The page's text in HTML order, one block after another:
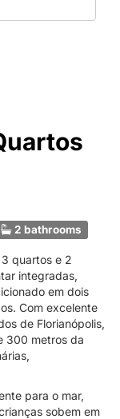
2 bathrooms
quartos e 2
integradas,
em dois
Com excelente
de Florianópolis,
300 metros da
para o mar,
sobem em